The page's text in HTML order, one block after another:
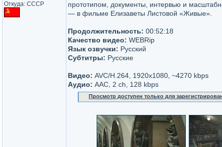
Откуда: CCCP
прототипом, документы, интервью и
— в фильме Елизаветы Листовой «Живые».
Продолжительность: 00:52:18
Качество видео: WEBRip
Язык озвучки: Русский
Субтитры: Русские
Видео: AVC/H.264, 1920x1080, ~4270 kbps
Аудио: AAC, 2 ch, 128 kbps
Просмотр доступен только для